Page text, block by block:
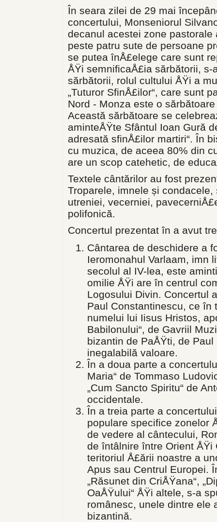
În seara zilei de 29 mai
concertului, Monseniorul
decanul acestei zone
peste patru sute de persoane
se putea înÅ£elege care sunt
ÅŸi semnificaÅ£ia sărbătorii,
sărbătorii, rolul cultului ÅŸi a
„Tuturor SfinÅ£ilor“, care sunt
Nord - Monza este o
Această sărbătoare se
aminteÅŸte Sfântul Ioan Gură
adresată sfinÅ£ilor martiri“. În
cu muzica, de aceea 80% din
are un scop catehetic, de
Textele cântărilor au fost
Troparele, imnele și
utreniei, vecerniei,
polifonică.
Concertul prezentat în a avut
Cântarea de deschidere a
Ieromonahul Varlaam, imn
secolul al IV-lea, este
omilie ÅŸi are în centrul
Logosului Divin. Concertul
Paul Constantinescu, ce în
numelui lui Iisus Hristos,
Babilonului“, de Gavriil
bizantin de PaÅŸti, de
inegalabilă valoare.
În a doua parte a
Maria“ de Tommaso
„Cum Sancto Spiritu“ de
occidentale.
În a treia parte a
populare specifice zonelor
de vedere al cântecului,
de întâlnire între Orient
teritoriul Å£ării noastre a
Apus sau Centrul Europei.
„Răsunet din CriÅŸana“,
OaÅŸului“ ÅŸi altele, s-a
românesc, unele dintre ele
bizantină.